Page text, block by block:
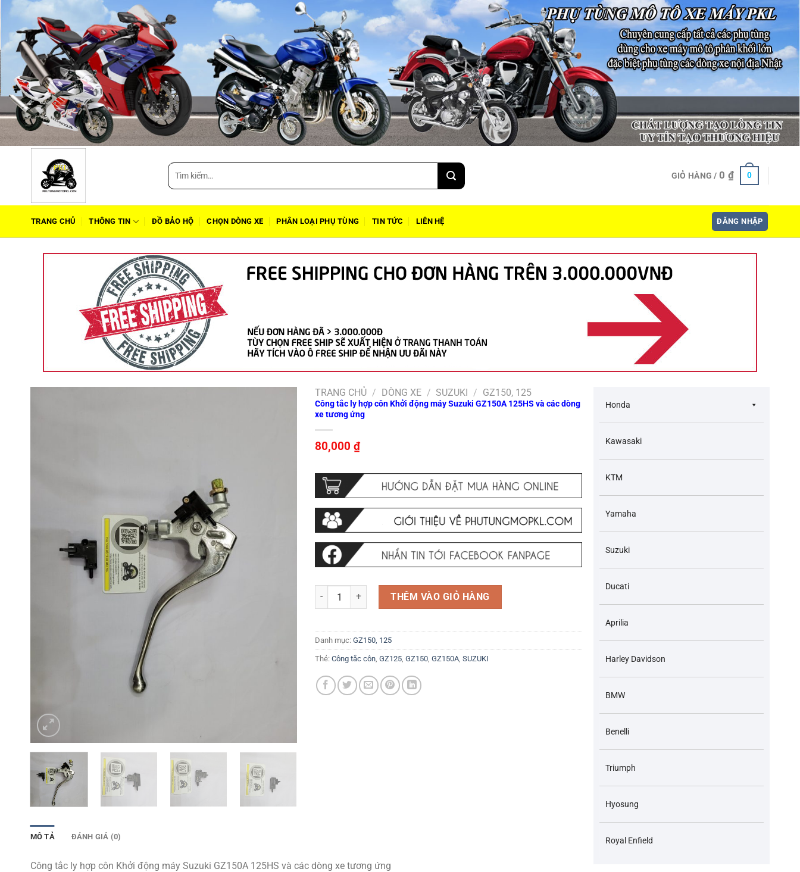
Tìm
kiếm:
GIỎ HÀNG / 0 ₫ 0
TRANG CHỦ THÔNG TIN ĐỒ BẢO HỘ CHỌN DÒNG XE PHÂN LOẠI PHỤ TÙNG TIN TỨC LIÊN HỆ ĐĂNG NHẬP
TRANG CHỦ / DÒNG XE / SUZUKI / GZ150, 125
Công tắc ly hợp côn Khởi động máy Suzuki GZ150A 125HS và các dòng
xe tương ứng
80,000₫
Công tắc ly hợp côn Khởi động máy Suzuki GZ150A 125HS và các dòng xe tương ứng số lượng
THÊM VÀO GIỎ HÀNG
Danh mục:GZ150, 125
Thẻ:Công tắc côn ,GZ125 ,GZ150 ,GZ150A ,SUZUKI
MÔ TẢ ĐÁNH GIÁ (0)
Công tắc ly hợp côn Khởi động máy Suzuki GZ150A 125HS và các dòng xe tương ứng
Honda
Kawasaki
KTM
Yamaha
Suzuki
Ducati
Aprilia
Harley Davidson
BMW
Benelli
Triumph
Hyosung
Royal Enfield